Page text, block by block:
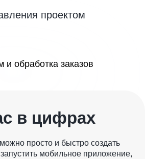
проектом
в цифрах
просто и быстро создать
мобильное приложение,